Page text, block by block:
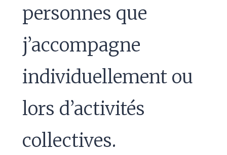
personnes que
j’accompagne
individuellement ou
lors d’activités
collectives.